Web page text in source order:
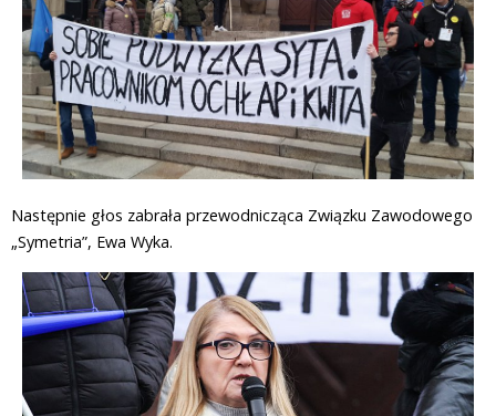
Następnie głos zabrała przewodnicząca Związku Zawodowego
„Symetria”, Ewa Wyka.